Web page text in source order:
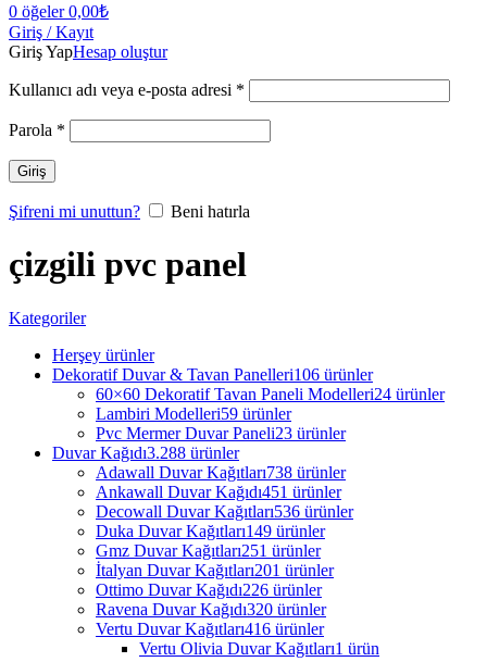
0 öğeler 0,00₺
Giriş / Kayıt
Giriş YapHesap oluştur
Kullanıcı adı veya e-posta adresi *
Parola *
Giriş
Şifreni mi unuttun? Beni hatırla
çizgili pvc panel
Kategoriler
Herşey ürünler
Dekoratif Duvar & Tavan Panelleri106 ürünler
60×60 Dekoratif Tavan Paneli Modelleri24 ürünler
Lambiri Modelleri59 ürünler
Pvc Mermer Duvar Paneli23 ürünler
Duvar Kağıdı3.288 ürünler
Adawall Duvar Kağıtları738 ürünler
Ankawall Duvar Kağıdı451 ürünler
Decowall Duvar Kağıtları536 ürünler
Duka Duvar Kağıtları149 ürünler
Gmz Duvar Kağıtları251 ürünler
İtalyan Duvar Kağıtları201 ürünler
Ottimo Duvar Kağıdı226 ürünler
Ravena Duvar Kağıdı320 ürünler
Vertu Duvar Kağıtları416 ürünler
Vertu Olivia Duvar Kağıtları1 ürün